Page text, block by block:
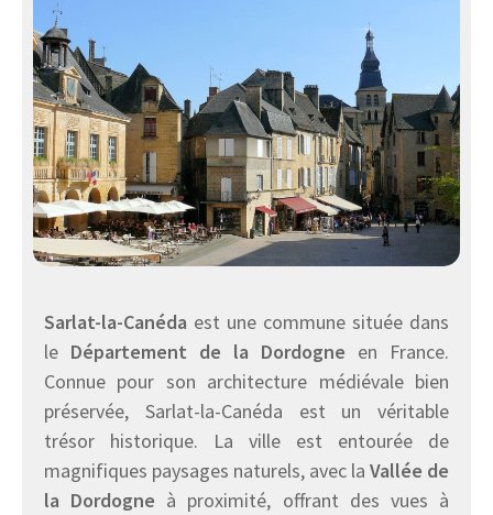
Sarlat-la-Canéda est une commune située dans
le Département de la Dordogne en France.
Connue pour son architecture médiévale bien
préservée, Sarlat-la-Canéda est un véritable
trésor historique. La ville est entourée de
magnifiques paysages naturels, avec la Vallée de
la Dordogne à proximité, offrant des vues à